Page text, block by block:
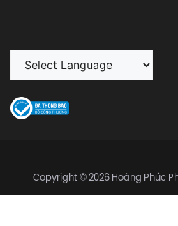
Copyright © 2026 Hoàng Phúc